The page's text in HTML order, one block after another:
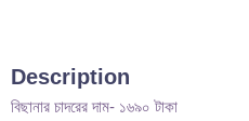
Description
বিছানার চাদরের দাম- ১৬৯০ টাকা